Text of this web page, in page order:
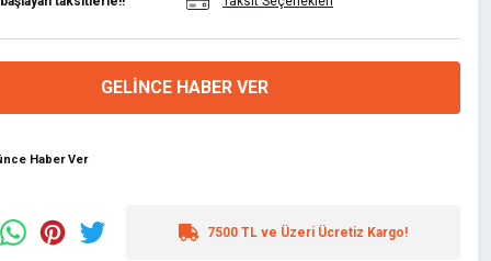
GELINCE HABER VER
Haber Ver
7500 TL ve Üzeri Ücretiz Kargo!